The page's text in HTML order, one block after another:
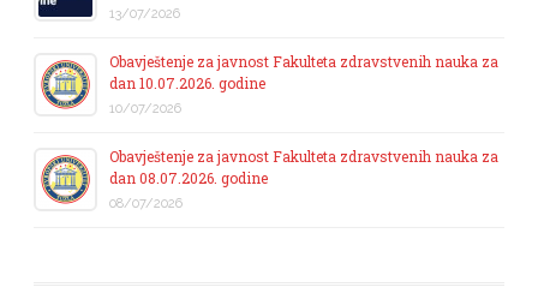
13/07/2026
Obavještenje za javnost Fakulteta zdravstvenih nauka za
dan 10.07.2026. godine
10/07/2026
Obavještenje za javnost Fakulteta zdravstvenih nauka za
dan 08.07.2026. godine
08/07/2026